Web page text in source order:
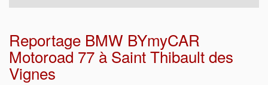
Reportage BMW BYmyCAR
Motoroad 77 à Saint Thibault des
Vignes